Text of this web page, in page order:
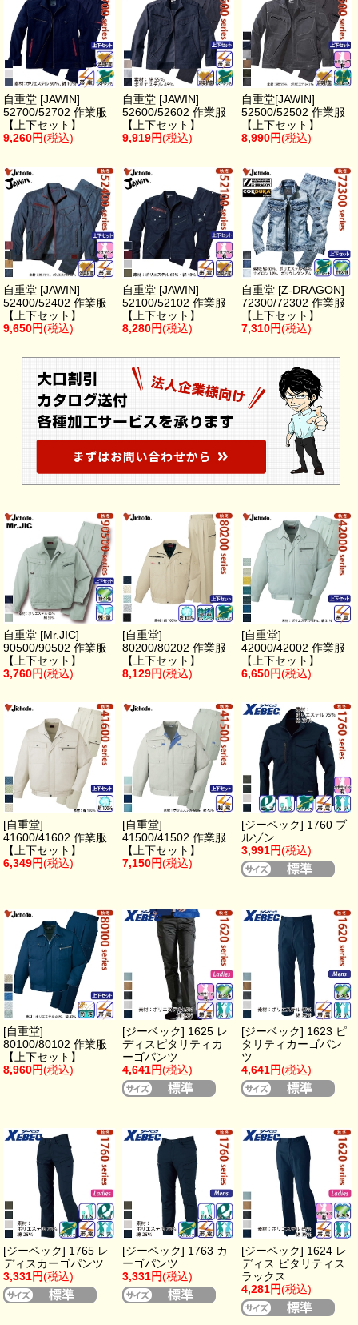
自重堂 [JAWIN]
52700/52702 作業服
【上下セット】
9,260円(税込)
自重堂 [JAWIN]
52600/52602 作業服
【上下セット】
9,919円(税込)
自重堂[JAWIN]
52500/52502 作業服
【上下セット】
8,990円(税込)
自重堂 [JAWIN]
52400/52402 作業服
【上下セット】
9,650円(税込)
自重堂 [JAWIN]
52100/52102 作業服
【上下セット】
8,280円(税込)
自重堂 [Z-DRAGON]
72300/72302 作業服
【上下セット】
7,310円(税込)
自重堂 [Mr.JIC]
90500/90502 作業服
【上下セット】
3,760円(税込)
[自重堂]
80200/80202 作業服
【上下セット】
8,129円(税込)
[自重堂]
42000/42002 作業服
【上下セット】
6,650円(税込)
[自重堂]
41600/41602 作業服
【上下セット】
6,349円(税込)
[自重堂]
41500/41502 作業服
【上下セット】
7,150円(税込)
[ジーベック] 1760 ブ
ルゾン
3,991円(税込)
[自重堂]
80100/80102 作業服
【上下セット】
8,960円(税込)
[ジーベック] 1625 レ
ディスピタリティカ
ーゴパンツ
4,641円(税込)
[ジーベック] 1623 ピ
タリティカーゴパン
ツ
4,641円(税込)
[ジーベック] 1765 レ
ディスカーゴパンツ
3,331円(税込)
[ジーベック] 1763 カ
ーゴパンツ
3,331円(税込)
[ジーベック] 1624 レ
ディス ピタリティス
ラックス
4,281円(税込)